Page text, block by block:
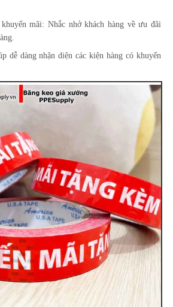
mãi: Nhắc nhở khách hàng về ưu đãi
dễ dàng nhận diện các kiện hàng có khuyến